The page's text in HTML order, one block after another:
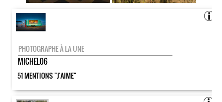
PHOTOGRAPHE À LA UNE
MICHEL06
51 MENTIONS "J'AIME"